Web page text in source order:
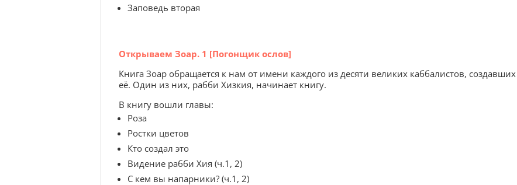
Заповедь вторая
Открываем Зоар. 1 [Погонщик ослов]
Книга Зоар обращается к нам от имени каждого из десяти великих каббалистов, создавших
её. Один из них, рабби Хизкия, начинает книгу.
В книгу вошли главы:
Роза
Ростки цветов
Кто создал это
Видение рабби Хия (ч.1, 2)
С кем вы напарники? (ч.1, 2)